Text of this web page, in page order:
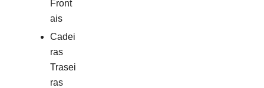
Front
ais
Cadei
ras
Trasei
ras